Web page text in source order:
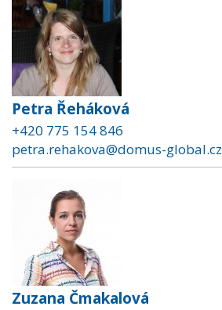
Petra Řeháková
+420 775 154 846
petra.rehakova@domus-global.cz
Zuzana Čmakalová